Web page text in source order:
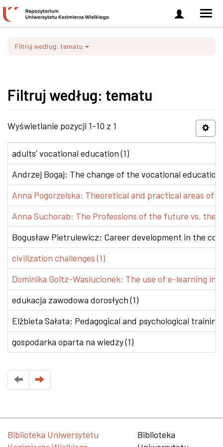
Zaloguj
się
Filtruj według: tematu
Filtruj według: tematu
Wyświetlanie pozycji 1-10 z 1
adults’ vocational education (1)
Andrzej Bogaj: The change of the vocational
Anna Pogorzelska: Theoretical and practical areas of
Anna Suchorab: The Professions of the future vs. the
Bogusław Pietrulewicz: Career development in the
civilization challenges (1)
Dominika Goltz-Wasiucionek: The use of e-learning in
edukacja zawodowa dorosłych (1)
Elżbieta Sałata: Pedagogical and psychological
gospodarka oparta na wiedzy (1)
Biblioteka Uniwersytetu
Biblioteka